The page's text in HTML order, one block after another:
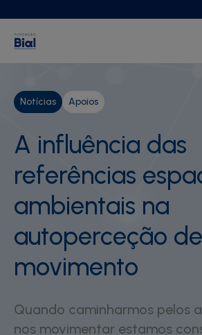
Notícias Apoios
A influência das
referências
ambientais na
autoperceção de
movimento
Quando caminharmos pelos
nos movimentar estamos